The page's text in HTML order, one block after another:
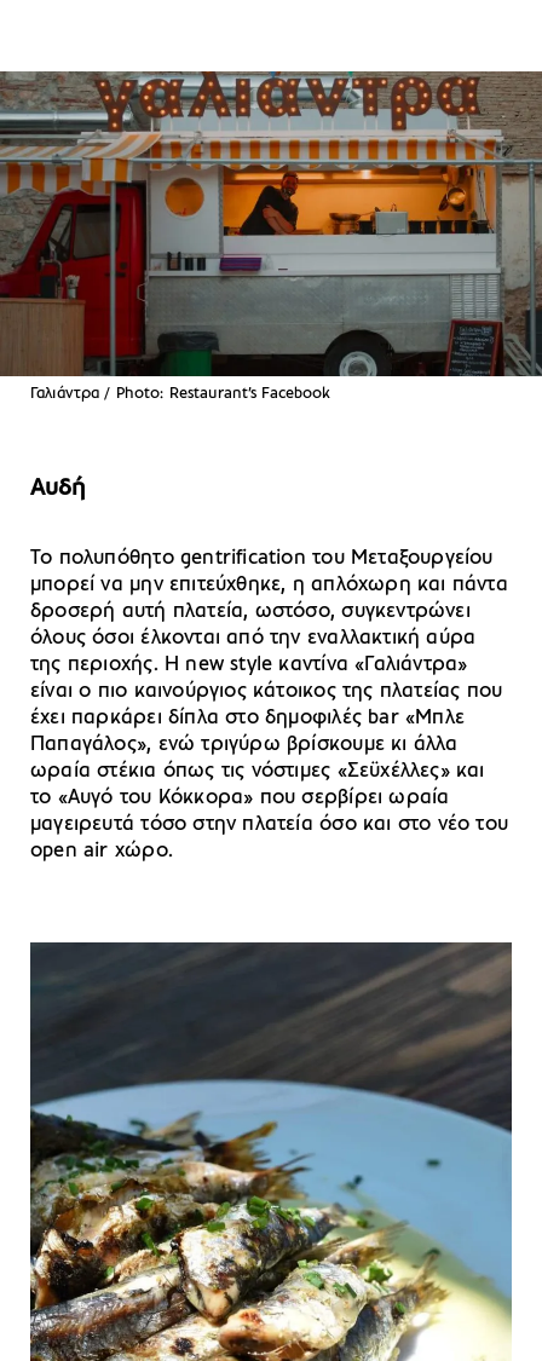
Γαλιάντρα / Photo: Restaurant’s Facebook
Αυδή
Το πολυπόθητο gentrification του Μεταξουργείου
μπορεί να μην επιτεύχθηκε, η απλόχωρη και πάντα
δροσερή αυτή πλατεία, ωστόσο, συγκεντρώνει
όλους όσοι έλκονται από την εναλλακτική αύρα
της περιοχής. Η new style καντίνα «Γαλιάντρα»
είναι ο πιο καινούργιος κάτοικος της πλατείας που
έχει παρκάρει δίπλα στο δημοφιλές bar «Μπλε
Παπαγάλος», ενώ τριγύρω βρίσκουμε κι άλλα
ωραία στέκια όπως τις νόστιμες «Σεϋχέλλες» και
το «Αυγό του Κόκκορα» που σερβίρει ωραία
μαγειρευτά τόσο στην πλατεία όσο και στο νέο του
open air χώρο.